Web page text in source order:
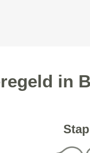
in